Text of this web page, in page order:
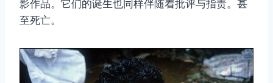
影作品。它们的诞生也同样伴随着批评与指责。甚
至死亡。